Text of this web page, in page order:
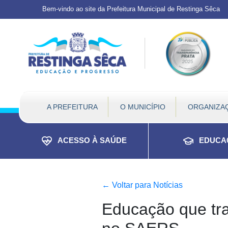
Topo do site
Ir para conteúdo principal
Todos os atalhosBem-vindo ao site da Prefeitura Municipal de Restinga Sêca
A PREFEITURA O MUNICÍPIO
Conteúdo principal
Conteúdo Principal
Prefeitura Municipal de
ACESSO À SAÚDE
← Voltar para Notícias
Educação que